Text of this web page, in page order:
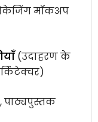
मॉकअप
(उदाहरण के
पाठ्यपुस्तक